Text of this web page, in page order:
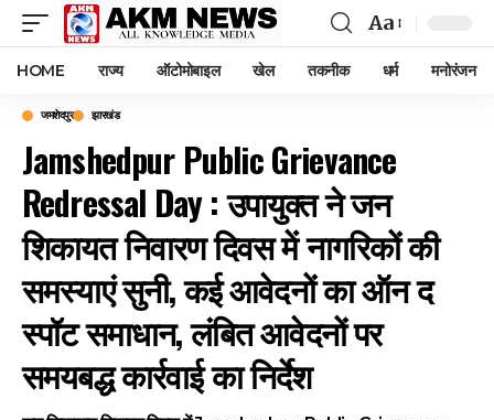
Font
Resizer
Aa
HOME राज्य ऑटोमोबाइल खेल तकनीक धर्म मनोरंजन
जमशेदपुर झारखंड
Jamshedpur Public Grievance
Redressal Day : उपायुक्त ने जन
शिकायत निवारण दिवस में नागरिकों की
समस्याएं सुनी, कई आवेदनों का ऑन द
स्पॉट समाधान, लंबित आवेदनों पर
समयबद्ध कार्रवाई का निर्देश